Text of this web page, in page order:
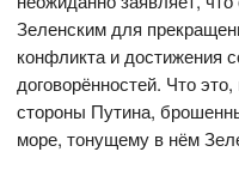
Зеленским для
конфликта и достижения
договорённостей. Что
стороны Путина,
море, тонущему в нём